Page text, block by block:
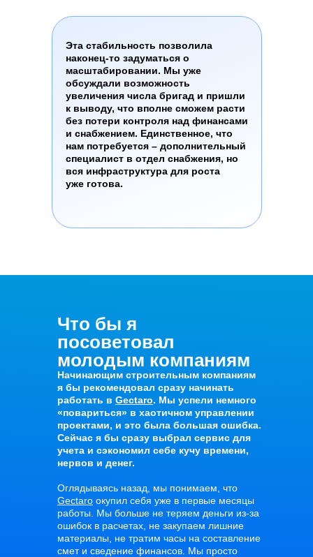
Эта стабильность позволила
наконец-то задуматься о
масштабировании. Мы уже
обсуждали возможность
увеличения числа бригад и пришли
к выводу, что вполне сможем расти
без потери контроля над финансами
и снабжением. Единственное, что
нам потребуется – дополнительный
специалист в отдел снабжения, но
вся инфраструктура для роста
уже готова.
Начинающим строительным компаниям
я бы рекомендовал сразу начинать
работать в Gectaro. Мы успели немного
«повариться» в хаотичном управлении
проектами, и это была большая ошибка.
Сейчас я бы сразу выбрал сервис для
учета и сэкономил себе кучу времени,
нервов и денег.
Оглядываясь назад, мы понимаем, что
Gectaro окупил себя уже в первые месяцы
работы. Мы больше не теряем деньги из-за
ошибок в расчетах, не закупаем лишние
материалы, не тратим часы на составление
смет и сведение финансов. Мы просто
Что бы я
посоветовал
молодым компаниям